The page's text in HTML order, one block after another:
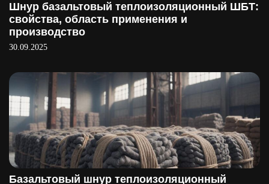
Шнур базальтовый теплоизоляционный ШБТ:
свойства, область применения и
производство
30.09.2025
Базальтовый шнур теплоизоляционный